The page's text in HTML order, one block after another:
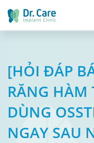
[HỎI ĐÁP
RĂNG HÀM
DÙNG
NGAY SAU